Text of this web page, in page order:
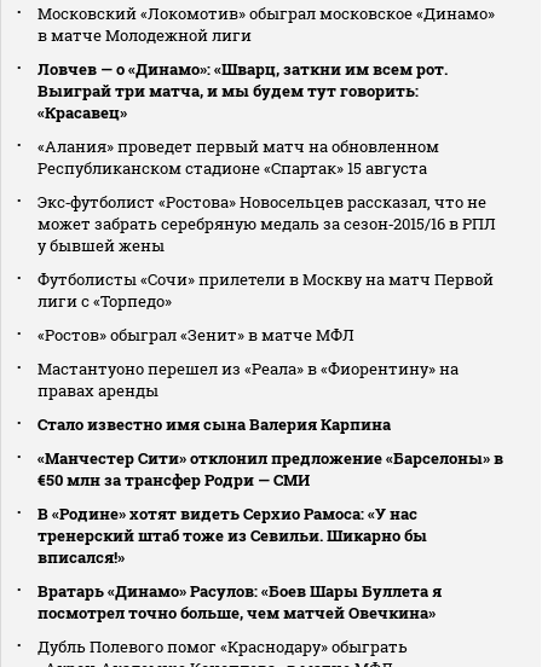
Московский «Локомотив» обыграл московское «Динамо»
в матче Молодежной лиги
Ловчев — о «Динамо»: «Шварц, заткни им всем рот.
Выиграй три матча, и мы будем тут говорить:
«Красавец»
«Алания» проведет первый матч на обновленном
Республиканском стадионе «Спартак» 15 августа
Экс‑футболист «Ростова» Новосельцев рассказал, что не
может забрать серебряную медаль за сезон‑2015/16 в РПЛ
у бывшей жены
Футболисты «Сочи» прилетели в Москву на матч Первой
лиги с «Торпедо»
«Ростов» обыграл «Зенит» в матче МФЛ
Мастантуоно перешел из «Реала» в «Фиорентину» на
правах аренды
Стало известно имя сына Валерия Карпина
«Манчестер Сити» отклонил предложение «Барселоны» в
€50 млн за трансфер Родри — СМИ
В «Родине» хотят видеть Серхио Рамоса: «У нас
тренерский штаб тоже из Севильи. Шикарно бы
вписался!»
Вратарь «Динамо» Расулов: «Боев Шары Буллета я
посмотрел точно больше, чем матчей Овечкина»
Дубль Полевого помог «Краснодару» обыграть